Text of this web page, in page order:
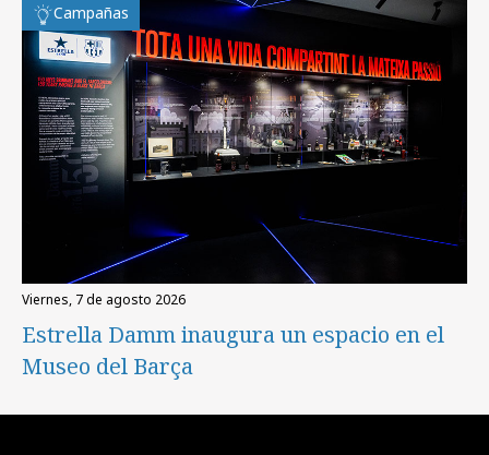
Campañas
viernes, 7 de agosto 2026
Estrella Damm inaugura un espacio en el
Museo del Barça